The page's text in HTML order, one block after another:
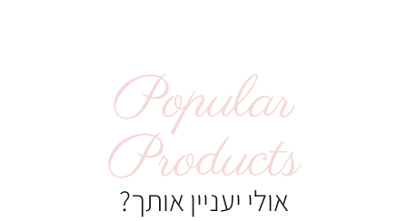
Popular
Products
אולי יעניין אותך?